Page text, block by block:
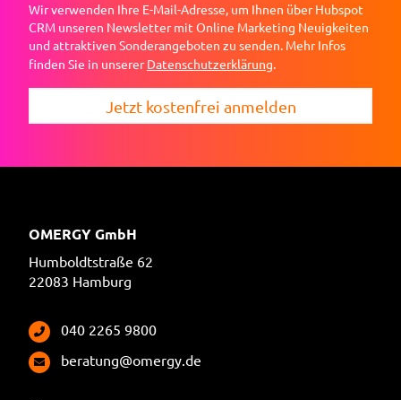
Wir verwenden Ihre E-Mail-Adresse, um Ihnen über Hubspot
CRM unseren Newsletter mit Online Marketing Neuigkeiten
und attraktiven Sonderangeboten zu senden. Mehr Infos
finden Sie in unsererDatenschutzerklärung.
Jetzt kostenfrei anmelden
OMERGY GmbH
Humboldtstraße 62
22083 Hamburg
040 2265 9800
beratung@omergy.de